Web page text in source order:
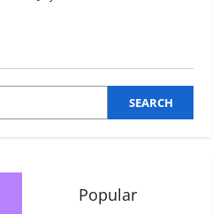
SEARCH
Popular